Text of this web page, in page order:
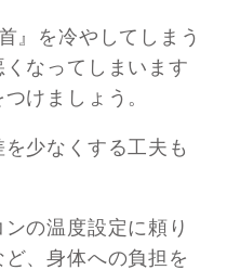
』を冷やしてしまう
なってしまいます
けましょう。
少なくする工夫も
の温度設定に頼り
、身体への負担を